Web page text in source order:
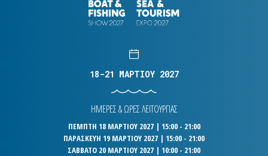
18-21 ΜΑΡΤΙΟΥ 2027
ΗΜΕΡΕΣ & ΩΡΕΣ ΛΕΙΤΟΥΡΓΙΑΣ
ΠΕΜΠΤΗ 18 ΜΑΡΤΙΟΥ 2027 | 15:00 - 21:00
ΠΑΡΑΣΚΕΥΗ 19 ΜΑΡΤΙΟΥ 2027 | 15:00 - 21:00
ΣΑΒΒΑΤΟ 20 ΜΑΡΤΙΟΥ 2027 | 10:00 - 21:00